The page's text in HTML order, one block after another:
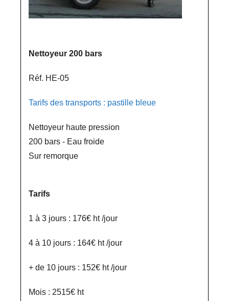
Nettoyeur 200 bars
Réf. HE-05
Tarifs des transports : pastille bleue
Nettoyeur haute pression
200 bars - Eau froide
Sur remorque
Tarifs
1 à 3 jours : 176€ ht /jour
4 à 10 jours : 164€ ht /jour
+ de 10 jours : 152€ ht /jour
Mois : 2515€ ht